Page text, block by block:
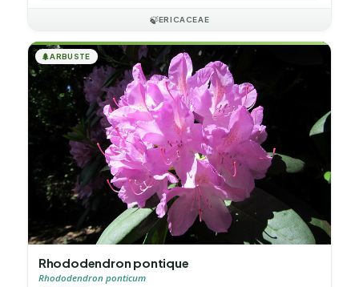
🍃ERICACEAE
🌲ARBUSTE
Rhododendron pontique
Rhododendron ponticum